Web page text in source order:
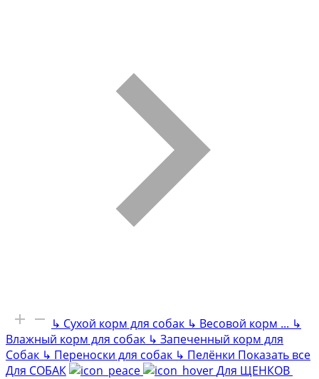
↳ Сухой корм для собак ↳ Весовой корм ... ↳
Влажный корм для собак ↳ Запеченный корм для
Собак ↳ Переноски для собак ↳ Пелёнки Показать все
Для СОБАК
Для ЩЕНКОВ